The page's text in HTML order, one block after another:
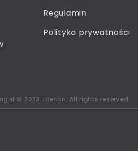
Regulamin
Polityka prywatności
© 2023. Iberion. All rights reserved.